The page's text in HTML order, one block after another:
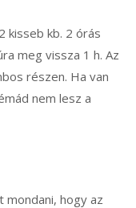
kisseb kb. 2 órás
meg vissza 1 h. Az
részen. Ha van
nem lesz a
mondani, hogy az